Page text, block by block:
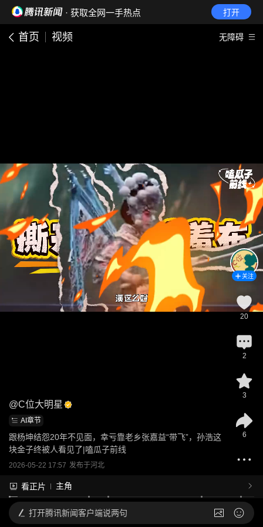
· 获取全网一手热点 打开
首页 视频 无障碍
@C位大明星
AI章节
跟杨坤结怨20年不见面，幸亏靠老乡张嘉益“带飞”，孙浩这
块金子终被人看见了|嗑瓜子前线
2026-05-22 17:57 发布于河北
看正片 主角
关注
20
2
3
6
打开腾讯新闻客户端说两句